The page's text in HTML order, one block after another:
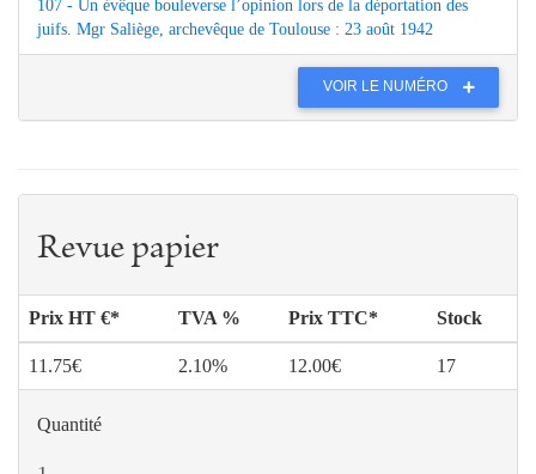
107 - Un évêque bouleverse l’opinion lors de la déportation des
juifs. Mgr Saliège, archevêque de Toulouse : 23 août 1942
VOIR LE NUMÉRO
Revue papier
Prix HT €* TVA % Prix TTC* Stock
11.75€ 2.10% 12.00€ 17
Quantité